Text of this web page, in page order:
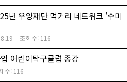
년 우양재단 먹거리 네트워크 '수미
조회 수: 116
어린이탁구클럽 종강
수: 116